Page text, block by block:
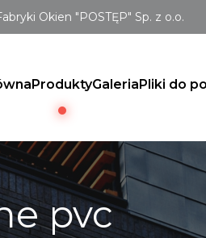
Okien "POSTĘP" Sp. z o.o.
ProduktyGaleriaPliki do
pvc